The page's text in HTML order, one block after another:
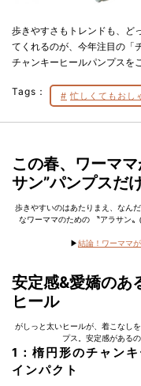
歩きやすさもトレンドも、ど
てくれるのが、今年注目の「
チャンキーヒールパンプスを
Tags： 忙しくてもおし
この春、ワーマ
サン”パンプスだ
歩きやすいのはあたりまえ、なん
なワーママのための 〝アラサン〟
▶︎結論！ワーママ
安定感&愛嬌のあ
ヒール
がしっと太いヒールが、着こなし
プス。安定感がある
1：楕円形のチャン
インパクト